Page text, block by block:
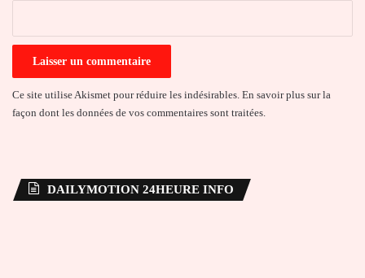
Ce site utilise Akismet pour réduire les indésirables. En savoir plus sur la
façon dont les données de vos commentaires sont traitées
DAILYMOTION 24HEURE INFO